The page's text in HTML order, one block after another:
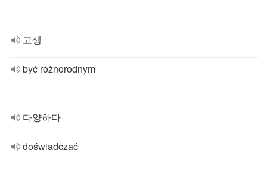
고생
być różnorodnym
다양하다
doświadczać